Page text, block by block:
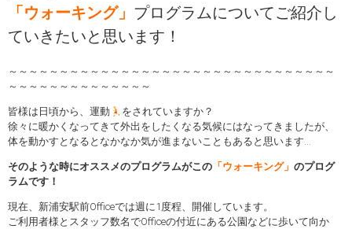
「ウォーキング」 プログラムについてご紹介し
ていきたいと思います！
～～～～～～～～～～～～～～～～～～～～～～～～～～～～～～～～
～～～～～～～～～～～～～～
皆様は日頃から、運動
をされていますか？
徐々に暖かくなってきて外出をしたくなる気候にはなってきましたが、
体を動かすとなるとなかなか気が進まないこともあると思います…
そのような時にオススメのプログラムがこの 「ウォーキング」 のプログ
ラムです！
現在、新浦安駅前Officeでは週に1度程、開催しています。
ご利用者様とスタッフ数名でOfficeの付近にある公園などに歩いて向か